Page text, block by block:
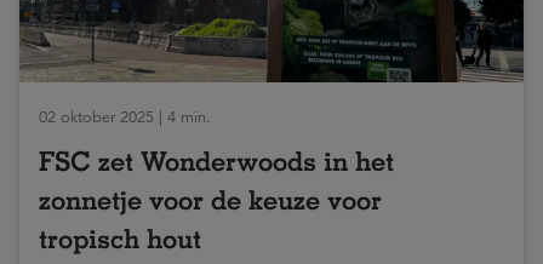
02 oktober 2025 | 4 min.
FSC zet Wonderwoods in het
zonnetje voor de keuze voor
tropisch hout